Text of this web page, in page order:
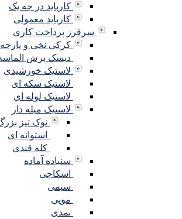
کارباید در جه یک
کارباید معمولی
سرفرز پرداخت کاری
کرکی نخی و پارچه ای
دیسک برش الماسه
لاستیک خورشیدی
لاستیک سکه ای
لاستیک لوله ای
لاستیک میله دار
نوک تیز بزرگ
استوانه ای
کله قندی
سنباده آماده
اسکاچی
سیمی
مویی
نمدی